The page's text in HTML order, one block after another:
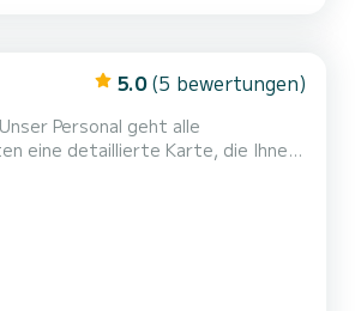
5.0 (5 bewertungen)
Personal geht alle
eine detaillierte Karte, die Ihnen
und ideal für Familien und kleine
und Architektur v...